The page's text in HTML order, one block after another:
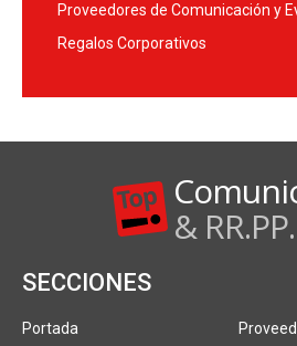
Proveedores de Comunicación y
Regalos Corporativos
& RR.PP.
SECCIONES
Portada